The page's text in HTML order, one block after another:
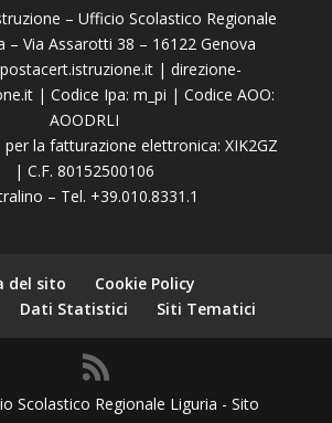
– Ufficio Scolastico Regionale
– Via Assarotti 38 – 16122 Genova
| direzione-
| Codice Ipa: m_pi | Codice AOO:
AOODRLI
la fatturazione elettronica: XIK2GZ
| C.F. 80152500106
– Tel. +39.010.8331.1
del sito
Cookie Policy
Dati Statistici Siti Tematici
Scolastico Regionale Liguria - Sito